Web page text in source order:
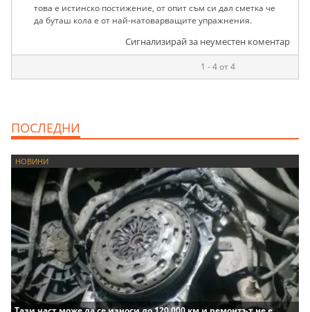
това е истинско постижение, от опит съм си дал сметка че
да буташ кола е от най-натоварващите упражнения.
Сигнализирай за неуместен коментар
1 - 4 от 4
ПОСЛЕДНИ
НОВИНИ